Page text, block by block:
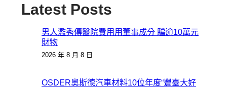
Latest Posts
男人濫秀傳醫院費用用董事成分 騙逾10萬元
財物
2026 年 8 月 8 日
OSDER奧斯德汽車材料10位年度“豐臺大好